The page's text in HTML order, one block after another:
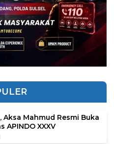
Mahmud Resmi Buka
APINDO XXXV